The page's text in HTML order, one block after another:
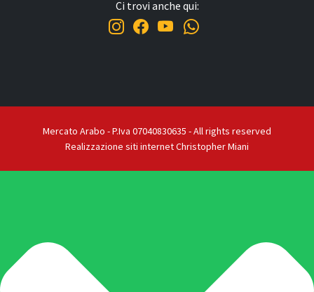
Ci trovi anche qui:
Mercato Arabo - P.Iva 07040830635 - All rights reserved
Realizzazione siti internet Christopher Miani